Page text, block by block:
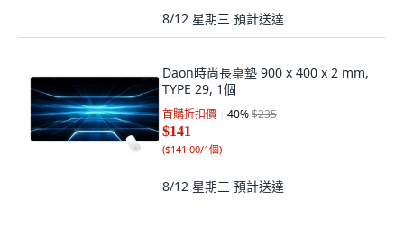
8/12 星期三 預計送達
Daon時尚長桌墊 900 x 400 x 2 mm,
TYPE 29, 1個
首購折扣價 40%$235
$141
($141.00/1個)
8/12 星期三 預計送達